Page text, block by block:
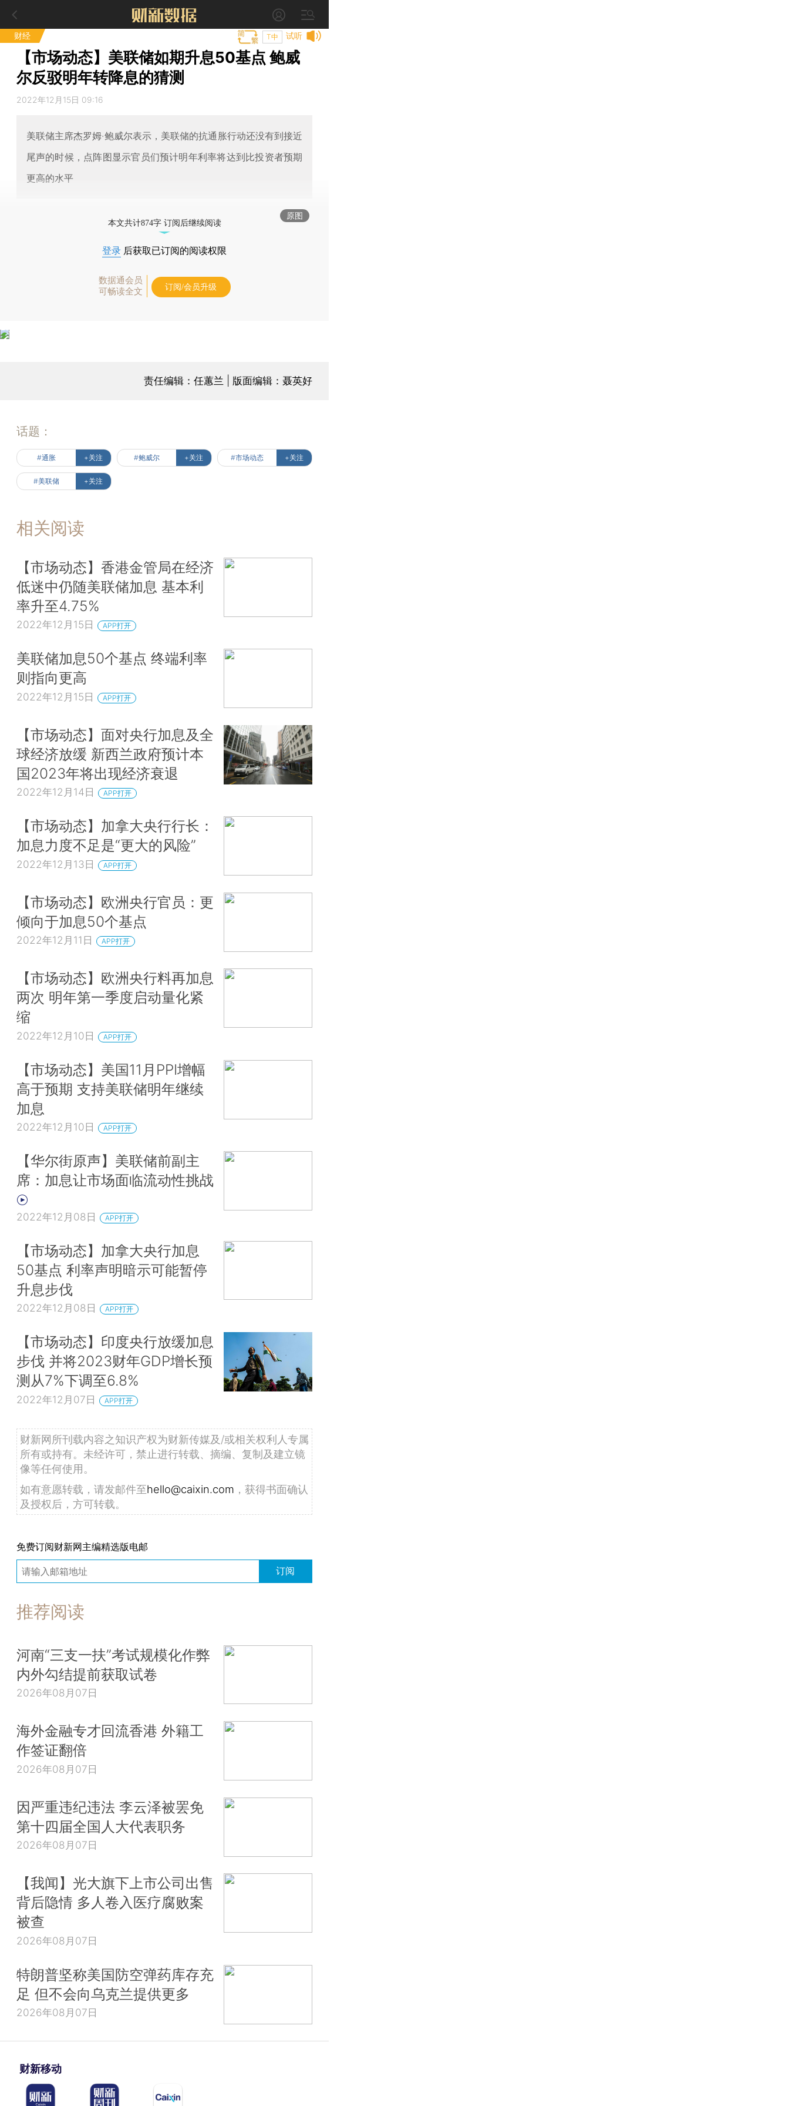
财经 试听
T中
【市场动态】美联储如期升息50基点 鲍威
尔反驳明年转降息的猜测
2022年12月15日 09:16
美联储主席杰罗姆·鲍威尔表示，美联储的抗通胀行动还没有到接近
尾声的时候，点阵图显示官员们预计明年利率将达到比投资者预期
更高的水平
原图
本文共计874字 订阅后继续阅读
登录 后获取已订阅的阅读权限
数据通会员
可畅读全文
订阅/会员升级
责任编辑：任蕙兰 | 版面编辑：聂英好
话题：
#通胀 +关注 #鲍威尔 +关注 #市场动态 +关注
#美联储 +关注
相关阅读
【市场动态】香港金管局在经济
低迷中仍随美联储加息 基本利
率升至4.75%
2022年12月15日 APP打开
美联储加息50个基点 终端利率
则指向更高
2022年12月15日 APP打开
【市场动态】面对央行加息及全
球经济放缓 新西兰政府预计本
国2023年将出现经济衰退
2022年12月14日 APP打开
【市场动态】加拿大央行行长：
加息力度不足是“更大的风险”
2022年12月13日 APP打开
【市场动态】欧洲央行官员：更
倾向于加息50个基点
2022年12月11日 APP打开
【市场动态】欧洲央行料再加息
两次 明年第一季度启动量化紧
缩
2022年12月10日 APP打开
【市场动态】美国11月PPI增幅
高于预期 支持美联储明年继续
加息
2022年12月10日 APP打开
【华尔街原声】美联储前副主
席：加息让市场面临流动性挑战
2022年12月08日 APP打开
【市场动态】加拿大央行加息
50基点 利率声明暗示可能暂停
升息步伐
2022年12月08日 APP打开
【市场动态】印度央行放缓加息
步伐 并将2023财年GDP增长预
测从7%下调至6.8%
2022年12月07日 APP打开
财新网所刊载内容之知识产权为财新传媒及/或相关权利人专属
所有或持有。未经许可，禁止进行转载、摘编、复制及建立镜
像等任何使用。
如有意愿转载，请发邮件至hello@caixin.com ，获得书面确认
及授权后，方可转载。
免费订阅财新网主编精选版电邮
订阅
推荐阅读
河南“三支一扶”考试规模化作弊
内外勾结提前获取试卷
2026年08月07日
海外金融专才回流香港 外籍工
作签证翻倍
2026年08月07日
因严重违纪违法 李云泽被罢免
第十四届全国人大代表职务
2026年08月07日
【我闻】光大旗下上市公司出售
背后隐情 多人卷入医疗腐败案
被查
2026年08月07日
特朗普坚称美国防空弹药库存充
足 但不会向乌克兰提供更多
2026年08月07日
财新移动